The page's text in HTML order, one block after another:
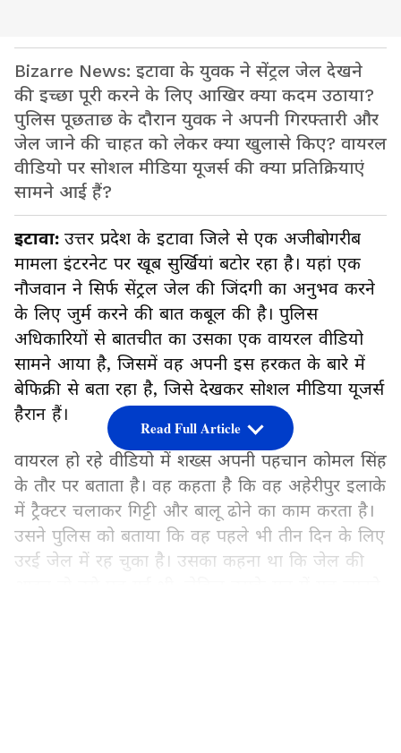
Bizarre News: इटावा के युवक ने सेंट्रल जेल देखने
की इच्छा पूरी करने के लिए आखिर क्या कदम उठाया?
पुलिस पूछताछ के दौरान युवक ने अपनी गिरफ्तारी और
जेल जाने की चाहत को लेकर क्या खुलासे किए? वायरल
वीडियो पर सोशल मीडिया यूजर्स की क्या प्रतिक्रियाएं
सामने आई हैं?
इटावा: उत्तर प्रदेश के इटावा जिले से एक अजीबोगरीब
मामला इंटरनेट पर खूब सुर्खियां बटोर रहा है। यहां एक
नौजवान ने सिर्फ सेंट्रल जेल की जिंदगी का अनुभव करने
के लिए जुर्म करने की बात कबूल की है। पुलिस
अधिकारियों से बातचीत का उसका एक वायरल वीडियो
सामने आया है, जिसमें वह अपनी इस हरकत के बारे में
बेफिक्री से बता रहा है, जिसे देखकर सोशल मीडिया यूजर्स
हैरान हैं।
वायरल हो रहे वीडियो में शख्स अपनी पहचान कोमल सिंह
के तौर पर बताता है। वह कहता है कि वह अहेरीपुर इलाके
में ट्रैक्टर चलाकर गिट्टी और बालू ढोने का काम करता है।
उसने पुलिस को बताया कि वह पहले भी तीन दिन के लिए
उरई जेल में रह चुका है। उसका कहना था कि जेल की
Read Full Article